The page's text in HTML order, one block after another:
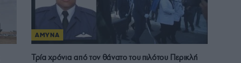
ΑΜΥΝΑ
Τρία χρόνια από τον θάνατο του πιλότου Περικλή